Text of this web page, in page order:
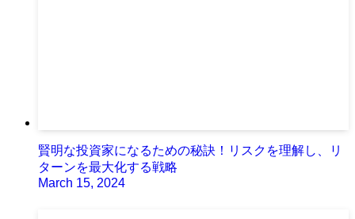
賢明な投資家になるための秘訣！リスクを理解し、リ
ターンを最大化する戦略
March 15, 2024